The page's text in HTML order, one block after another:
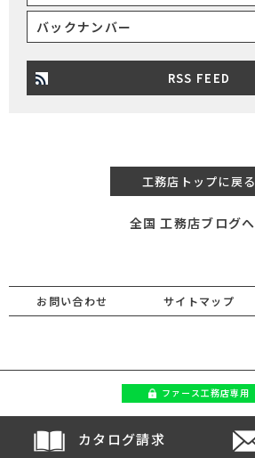
バックナンバー
RSS FEED
工務店トップに戻る
全国 工務店ブログへ
お問い合わせ サイトマップ
ファース工務店専用
カタログ請求